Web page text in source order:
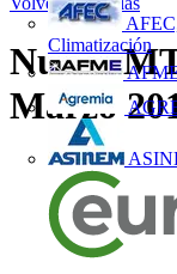
Climatización
Nueva
Marzo